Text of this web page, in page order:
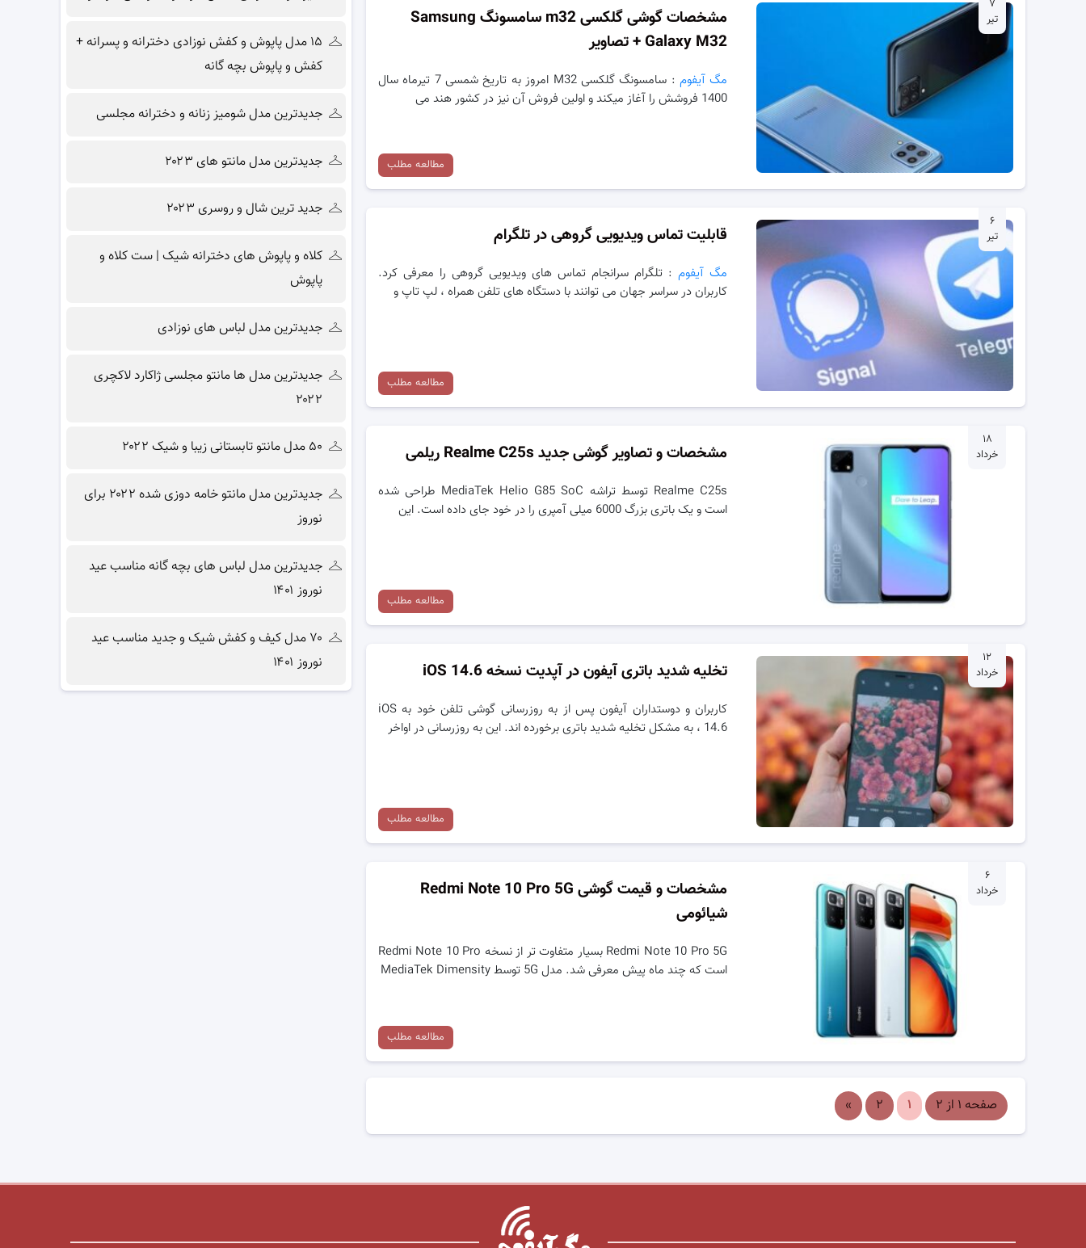
۷
تیر
مشخصات گوشی گلکسی m32 سامسونگ Samsung
Galaxy M32 + تصاویر
مگ آیفوم
: سامسونگ گلکسی M32 امروز به تاریخ شمسی 7 تیرماه سال
1400 فروشش را آغاز میکند و اولین فروش آن نیز در کشور هند می
مطالعه مطلب
۶
تیر
قابلیت تماس ویدیویی گروهی در تلگرام
مگ آیفوم: تلگرام سرانجام تماس های ویدیویی گروهی را معرفی کرد.
کاربران در سراسر جهان می توانند با دستگاه های تلفن همراه ، لپ تاپ و
مطالعه مطلب
۱۸
خرداد
مشخصات و تصاویر گوشی جدید Realme C25s ریلمی
Realme C25s توسط تراشه MediaTek Helio G85 SoC طراحی شده
است و یک باتری بزرگ 6000 میلی آمپری را در خود جای داده است. این
مطالعه مطلب
۱۲
خرداد
تخلیه شدید باتری آیفون در آپدیت نسخه iOS 14.6
کاربران و دوستداران آیفون پس از به روزرسانی گوشی تلفن خود به iOS
14.6 ، به مشکل تخلیه شدید باتری برخورده اند. این به روزرسانی در اواخر
مطالعه مطلب
۶
خرداد
مشخصات و قیمت گوشی Redmi Note 10 Pro 5G
شیائومی
Redmi Note 10 Pro 5G بسیار متفاوت تر از نسخه Redmi Note 10 Pro
است که چند ماه پیش معرفی شد. مدل 5G توسط MediaTek Dimensity
مطالعه مطلب
صفحه ۱ از ۲ ۱ ۲ »
۱۵ مدل پاپوش و کفش نوزادی دخترانه و پسرانه +
کفش و پاپوش بچه گانه
جدیدترین مدل شومیز زنانه و دخترانه مجلسی
جدیدترین مدل مانتو های ۲۰۲۳
جدید ترین شال و روسری ۲۰۲۳
کلاه و پاپوش های دخترانه شیک | ست کلاه و
پاپوش
جدیدترین مدل لباس های نوزادی
جدیدترین مدل ها مانتو مجلسی ژاکارد لاکچری
۲۰۲۲
۵۰ مدل مانتو تابستانی زیبا و شیک ۲۰۲۲
جدیدترین مدل مانتو خامه دوزی شده ۲۰۲۲ برای
نوروز
جدیدترین مدل لباس های بچه گانه مناسب عید
نوروز ۱۴۰۱
۷۰ مدل کیف و کفش شیک و جدید مناسب عید
نوروز ۱۴۰۱